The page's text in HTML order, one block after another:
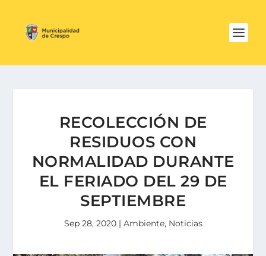
RECOLECCIÓN DE
RESIDUOS CON
NORMALIDAD DURANTE
EL FERIADO DEL 29 DE
SEPTIEMBRE
Sep 28, 2020| Ambiente, Noticias